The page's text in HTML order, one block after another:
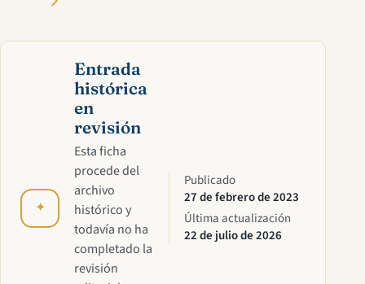
✦
Entrada
histórica
en
revisión
Esta ficha
procede del
archivo
histórico y
todavía no ha
completado la
revisión
Publicado
27 de febrero de 2023
Última actualización
22 de julio de 2026